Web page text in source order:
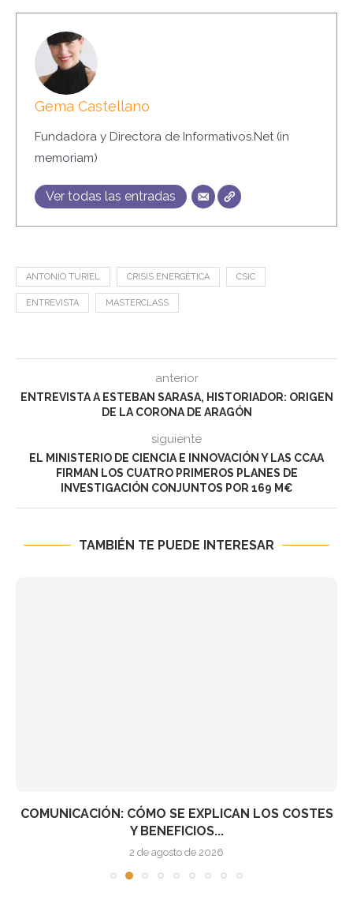
Gema Castellano
Fundadora y Directora de Informativos.Net (in
memoriam)
Ver todas las entradas
ANTONIO TURIEL CRISIS ENERGÉTICA CSIC
ENTREVISTA MASTERCLASS
anterior
ENTREVISTA A ESTEBAN SARASA, HISTORIADOR: ORIGEN
DE LA CORONA DE ARAGÓN
siguiente
EL MINISTERIO DE CIENCIA E INNOVACIÓN Y LAS CCAA
FIRMAN LOS CUATRO PRIMEROS PLANES DE
INVESTIGACIÓN CONJUNTOS POR 169 M€
TAMBIÉN TE PUEDE INTERESAR
COMUNICACIÓN: CÓMO SE EXPLICAN LOS COSTES
Y BENEFICIOS...
2 de agosto de 2026